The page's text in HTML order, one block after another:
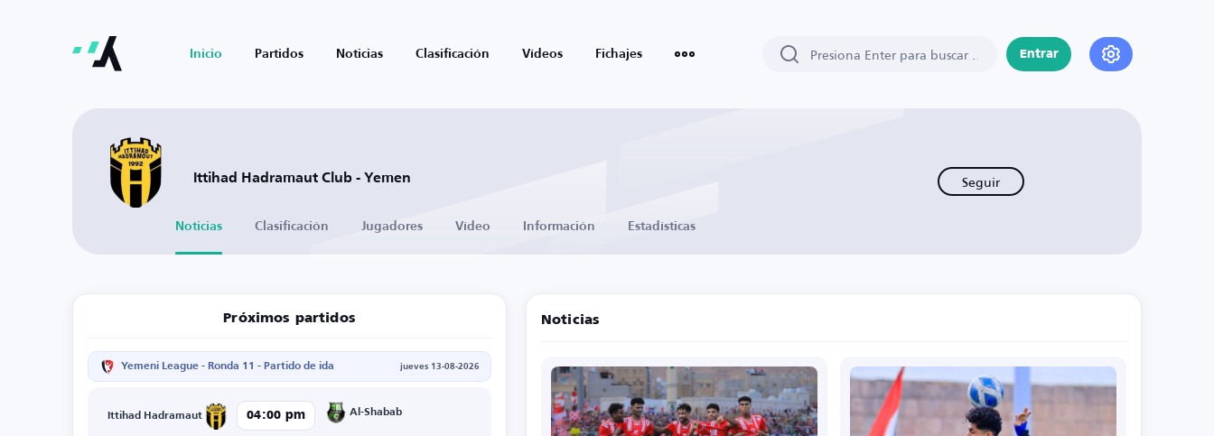
Inicio Partidos Noticias Clasificación Vídeos Fichajes Entrar
Ittihad Hadramaut Club - Yemen Seguir
Noticias Clasificación Jugadores Vídeo Información Estadísticas
Próximos partidos
Yemeni League - Ronda 11 - Partido de ida jueves 13-08-2026
Ittihad Hadramaut 04:00 pm Al-Shabab
Noticias